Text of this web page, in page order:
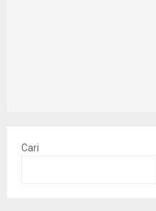
Cari